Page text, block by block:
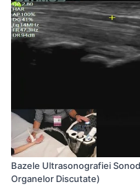
Bazele Ultrasonografiei
Organelor Discutate)